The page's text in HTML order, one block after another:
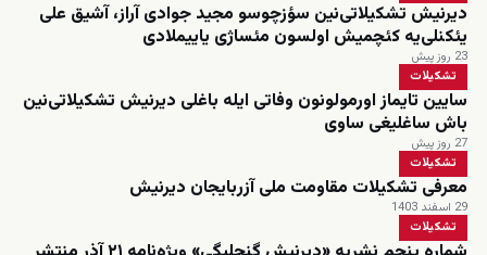
دیرنیش تشکیلاتی‌نین سؤزچوسو مجید جوادی آراز، آشیق علی
یئکنلی‌یه کئچمیش اولسون مئساژی یاییملادی
23 روز پیش
تشکیلات
سایین تایماز اورمولونون وفاتی ایله باغلی دیرنیش تشکیلاتی‌نین
باش ساغلیغی ساوی
27 روز پیش
تشکیلات
معرفی تشکیلات مقاومت ملی آزربایجان دیرنیش
29 اسفند 1403
تشکیلات